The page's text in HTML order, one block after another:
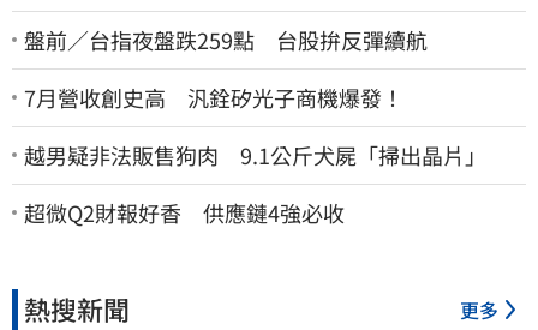
盤前／台指夜盤跌259點 台股拚反彈續航
7月營收創史高 汎銓矽光子商機爆發！
越男疑非法販售狗肉 9.1公斤犬屍「掃出晶片」
超微Q2財報好香 供應鏈4強必收
熱搜新聞 更多